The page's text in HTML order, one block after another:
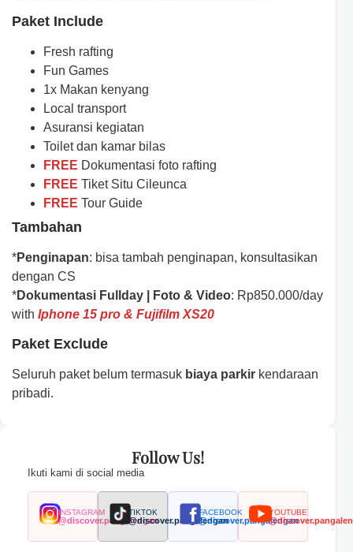
Paket Include
Fresh rafting
Fun Games
1x Makan kenyang
Local transport
Asuransi kegiatan
Toilet dan kamar bilas
FREE Dokumentasi foto rafting
FREE Tiket Situ Cileunca
FREE Tour Guide
Tambahan
*Penginapan: bisa tambah penginapan, konsultasikan
dengan CS
*Dokumentasi Fullday | Foto & Video: Rp850.000/day
with Iphone 15 pro & Fujifilm XS20
Paket Exclude
Seluruh paket belum termasuk biaya parkir kendaraan
pribadi.
Follow Us!
Ikuti kami di social media
INSTAGRAM
@discover.pangalengan
TIKTOK
@discover.pangalengan
FACEBOOK
@discover.pangalengan
YOUTUBE